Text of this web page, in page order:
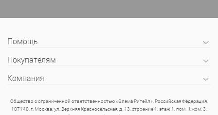
Помощь
Покупателям
Компания
Общество с ограниченной ответственностью «Элема Ритейл», Российская Федерация,
107140, г. Москва, ул. Верхняя Красносельская, д. 13, строение 1, этаж 1, пом. II, ком. 3.